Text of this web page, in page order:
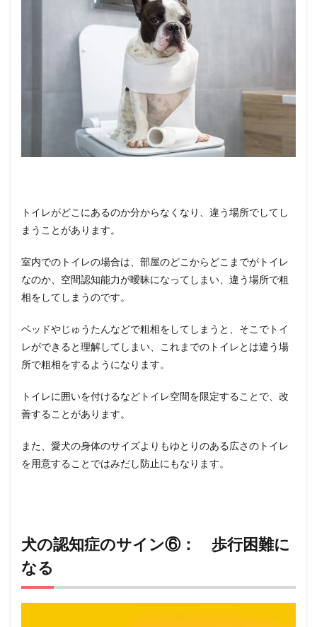
トイレがどこにあるのか分からなくなり、違う場所でしてし
まうことがあります。
室内でのトイレの場合は、部屋のどこからどこまでがトイレ
なのか、空間認知能力が曖昧になってしまい、違う場所で粗
相をしてしまうのです。
ベッドやじゅうたんなどで粗相をしてしまうと、そこでトイ
レができると理解してしまい、これまでのトイレとは違う場
所で粗相をするようになります。
トイレに囲いを付けるなどトイレ空間を限定することで、改
善することがあります。
また、愛犬の身体のサイズよりもゆとりのある広さのトイレ
を用意することではみだし防止にもなります。
犬の認知症のサイン⑥： 歩行困難に
なる